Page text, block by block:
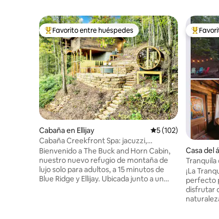
Favorito entre huéspedes preferido
Favorito entre huéspedes
Cabaña en Ellijay Calificación
5 (102)
Cabaña Creekfront Spa: jacuzzi,
inmersión en frío, sauna
Bienvenido a The Buck and Horn Cabin,
nuestro nuevo refugio de montaña de
lujo solo para adultos, a 15 minutos de
Blue Ridge y Ellijay. Ubicada junto a un
Casa del
Tranquila
Table
¡La
perfecto
disfrutar